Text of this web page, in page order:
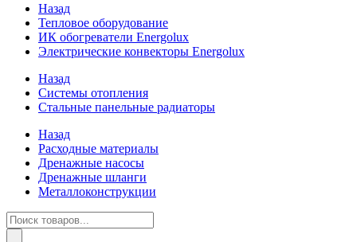
Назад
Тепловое оборудование
ИК обогреватели Energolux
Электрические конвекторы Energolux
Назад
Системы отопления
Стальные панельные радиаторы
Назад
Расходные материалы
Дренажные насосы
Дренажные шланги
Металлоконструкции